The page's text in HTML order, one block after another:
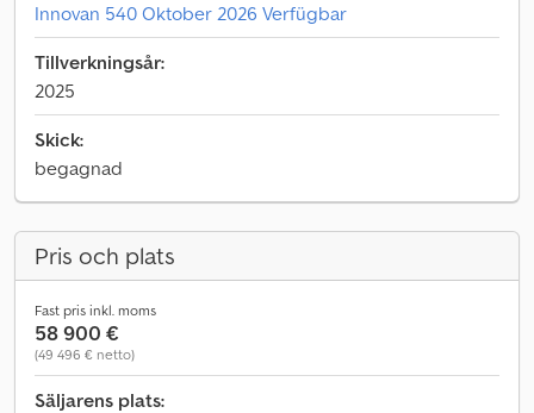
Innovan 540 Oktober 2026 Verfügbar
Tillverkningsår:
2025
Skick:
begagnad
Pris och plats
Fast pris inkl. moms
58 900 €
(49 496 € netto)
Säljarens plats: